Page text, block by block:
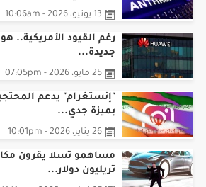
13 يونيو، 2026 - 10:06am
رغم القيود الأمريكية..
جديدة...
25 مايو، 2026 - 07:05pm
"إنستغرام" يدعم
بميزة جدي...
26 يناير، 2026 - 10:01pm
مساهمو تسلا يقرون
تريليون دولار...